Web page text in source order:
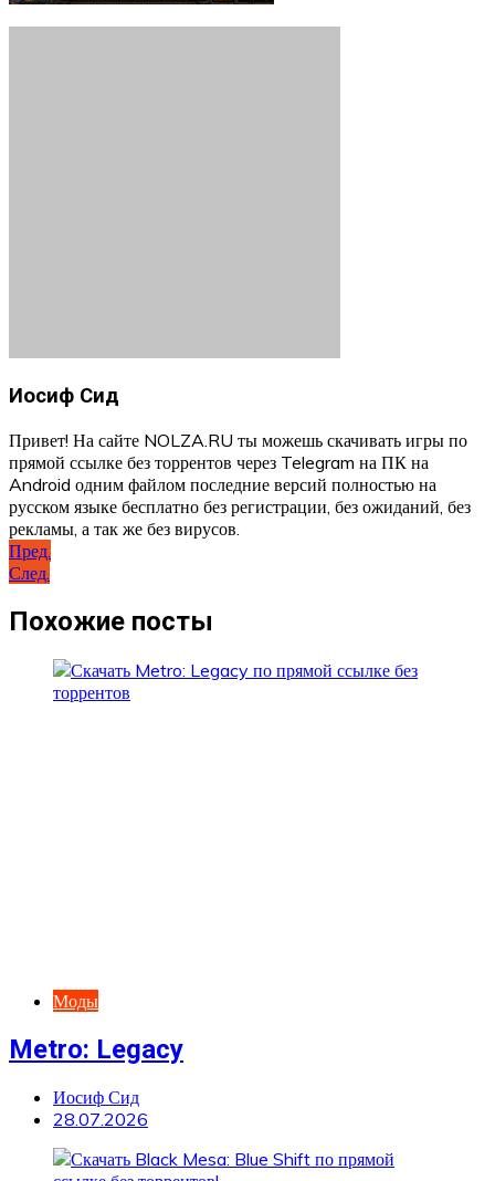
Иосиф Сид
Привет! На сайте NOLZA.RU ты можешь скачивать игры по
прямой ссылке без торрентов через Telegram на ПК на
Android одним файлом последние версий полностью на
русском языке бесплатно без регистрации, без ожиданий, без
рекламы, а так же без вирусов.
Навигация
по
записям
Пред.
След.
Похожие посты
Моды
Metro: Legacy
Иосиф Сид
28.07.2026